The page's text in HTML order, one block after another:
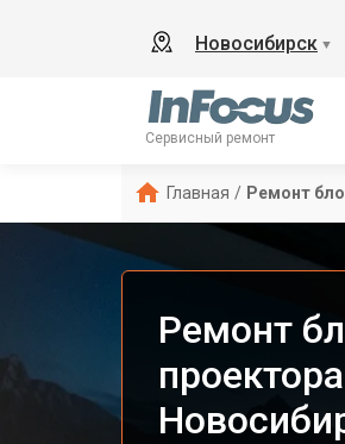
Новосибирск ▼
Сервисный ремонт
Главная / Ремонт
Ремонт